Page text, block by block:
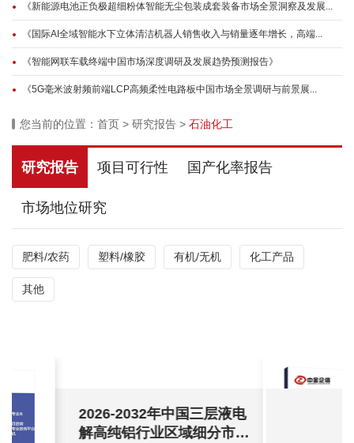
《新能源电池正负极超细粉体智能无尘包装成套装备市场全景洞察及发展...
《国际AI全域智能水下立体清洁机器人销售收入与销量逐年增长，高端...
《智能网联车载终端中国市场深度调研及发展趋势预测报告》
《5G毫米波射频前端LCP高频柔性电路板中国市场全景调研与前景展...
您当前的位置： 首页 > 研究报告 > 石油化工
研究报告 项目可行性 国产化率报告
市场地位研究
肥料/农药 塑料/橡胶 有机/无机 化工产品
其他
2026-2032年中国三层液电
解高纯铝行业区域细分市场